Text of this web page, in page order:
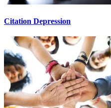
Citation Depression